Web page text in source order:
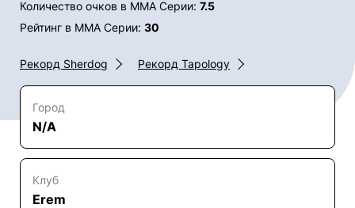
Количество очков в ММА Серии: 7.5
Рейтинг в ММА Серии: 30
Рекорд Sherdog Рекорд Tapology
Город
N/A
Клуб
Erem